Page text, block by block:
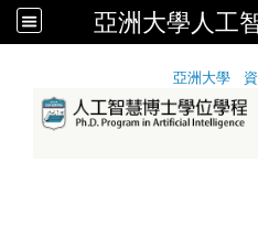
亞洲大學人工
亞洲大學